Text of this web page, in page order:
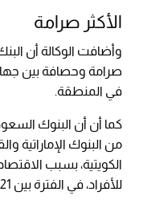
الأكثر صرامة
وأضافت الوكالة أن
صرامة وحصافة بين
في المنطقة.
كما أن أن البنوك
من البنوك الإماراتية
الكويتية، بسبب
للأفراد، في الفترة بين 2021 - 2023.